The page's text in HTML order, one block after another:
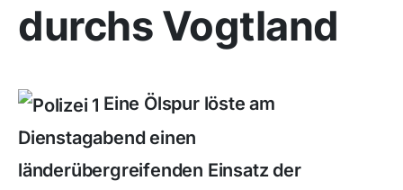
durchs Vogtland
Eine Ölspur löste am
Dienstagabend einen
länderübergreifenden Einsatz der